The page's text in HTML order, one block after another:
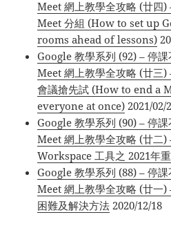
Meet 網上教學全攻略 (廿四
Meet 分組 (How to set up
rooms ahead of lessons)
Google 教學系列 (92) – 停
Meet 網上教學全攻略 (廿三
會議搶先試 (How to end a
everyone at once) 2021/02/
Google 教學系列 (90) – 停
Meet 網上教學全攻略 (廿二)
Workspace 工具之 2021年
Google 教學系列 (88) – 停
Meet 網上教學全攻略 (廿一
困難及解決方法 2020/12/18